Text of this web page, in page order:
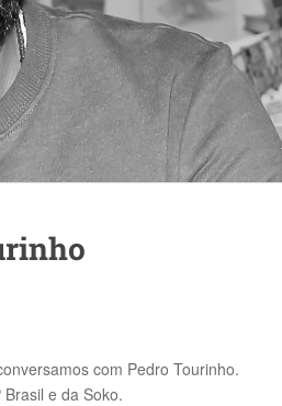
com Pedro Tourinho.
e da Soko.